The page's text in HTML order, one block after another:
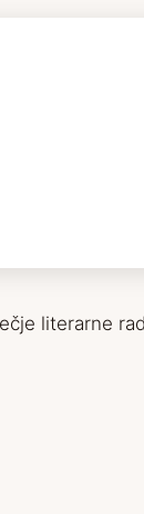
literarne